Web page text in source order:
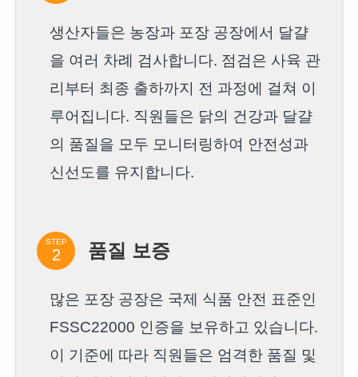
생산자들은 농장과 포장 공장에서 달걀
을 여러 차례 검사합니다. 점검은 사육 관
리부터 최종 출하까지 전 과정에 걸쳐 이
루어집니다. 직원들은 닭의 건강과 달걀
의 품질을 모두 모니터링하여 안전성과
신선도를 유지합니다.
STEP 품질 보증
많은 포장 공장은 국제 식품 안전 표준인
FSSC22000 인증을 보유하고 있습니다.
이 기준에 따라 직원들은 엄격한 품질 및